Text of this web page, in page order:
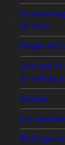
La mala
DF 2013
Mapas del
¿Por qué
de cédula
Amigos
Los
El día que